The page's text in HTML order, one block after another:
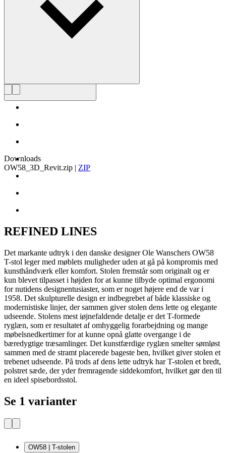
Læs mere om Ole Wanscher
Downloads
OW58_3D_Revit.zip | ZIP
REFINED LINES
Det markante udtryk i den danske designer Ole Wanschers OW58
T-stol leger med møblets muligheder uden at gå på kompromis med
kunsthåndværk eller komfort. Stolen fremstår som originalt og er
kun blevet tilpasset i højden for at kunne tilbyde optimal ergonomi
for nutidens designentusiaster, som er noget højere end de var i
1958. Det skulpturelle design er indbegrebet af både klassiske og
modernistiske linjer, der sammen giver stolen dens lette og elegante
udseende. Stolens mest iøjnefaldende detalje er det T-formede
ryglæn, som er resultatet af omhyggelig forarbejdning og mange
møbelsnedkertimer for at kunne opnå glatte overgange i de
bæredygtige træsamlinger. Det kunstfærdige ryglæn smelter sømløst
sammen med de stramt placerede bageste ben, hvilket giver stolen et
trebenet udseende. På trods af dens lette udtryk har T-stolen et bredt,
polstret sæde, der yder fremragende siddekomfort, hvilket gør den til
en ideel spisebordsstol.
Se 1 varianter
OW58 | T-stolen